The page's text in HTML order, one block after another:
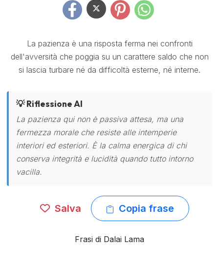
La pazienza è una risposta ferma nei confronti
dell'avversità che poggia su un carattere saldo che non
si lascia turbare né da difficoltà esterne, né interne.
💡 Riflessione AI
La pazienza qui non è passiva attesa, ma una
fermezza morale che resiste alle intemperie
interiori ed esteriori. È la calma energica di chi
conserva integrità e lucidità quando tutto intorno
vacilla.
Salva Copia frase
Frasi di Dalai Lama